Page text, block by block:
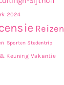
2024
Reizen
Sporten Stedentrip
Keuning Vakantie